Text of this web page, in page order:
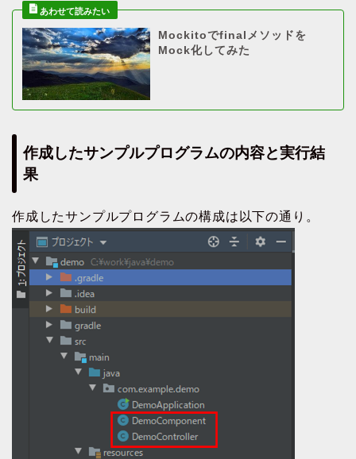
Mockitoでfinalメソッドを
Mock化してみた
作成したサンプルプログラムの内容と実行結
果
作成したサンプルプログラムの構成は以下の通り。